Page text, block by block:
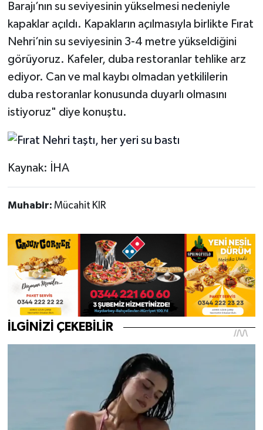
Barajı’nın su seviyesinin yükselmesi nedeniyle
kapaklar açıldı. Kapakların açılmasıyla birlikte Fırat
Nehri’nin su seviyesinin 3-4 metre yükseldiğini
görüyoruz. Kafeler, duba restoranlar tehlike arz
ediyor. Can ve mal kaybı olmadan yetkililerin
duba restoranlar konusunda duyarlı olmasını
istiyoruz" diye konuştu.
Kaynak: İHA
Muhabir: Mücahit KIR